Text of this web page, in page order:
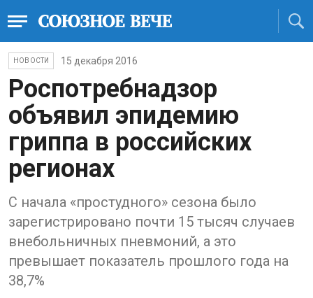
НОВОСТИ 15 декабря 2016
Роспотребнадзор
объявил эпидемию
гриппа в российских
регионах
С начала «простудного» сезона было
зарегистрировано почти 15 тысяч случаев
внебольничных пневмоний, а это
превышает показатель прошлого года на
38,7%